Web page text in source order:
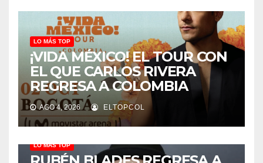
LO MÁS TOP
¡VIDA MÉXICO! EL TOUR CON
EL QUE CARLOS RIVERA
REGRESA A COLOMBIA
AGO 4, 2026 ELTOPCOL
LO MÁS TOP